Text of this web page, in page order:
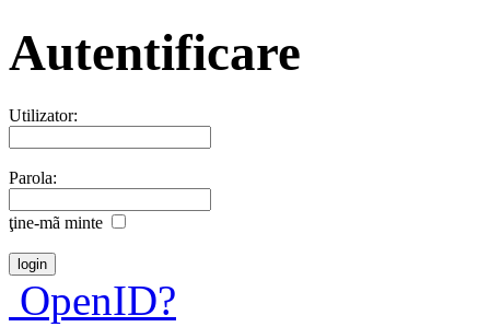
Autentificare
Utilizator:
Parola:
ţine-mã minte
OpenID?